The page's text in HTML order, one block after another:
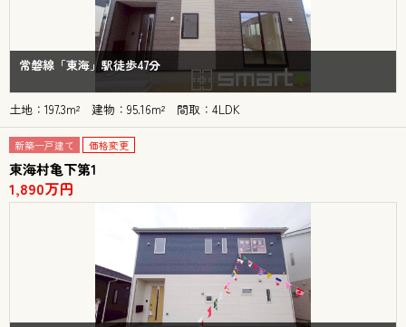
常磐線「東海」駅徒歩47分
土地：197.3m² 建物：95.16m² 間取：4LDK
新築一戸建て 価格変更
東海村亀下第1
1,890万円